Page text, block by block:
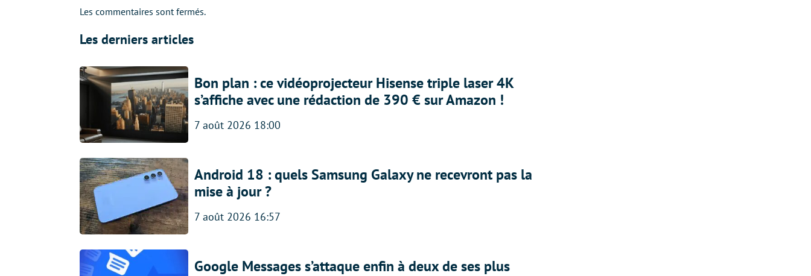
Les commentaires sont fermés.
Les derniers articles
Bon plan : ce vidéoprojecteur Hisense triple laser 4K
s’affiche avec une rédaction de 390 € sur Amazon !
7 août 2026 18:00
Android 18 : quels Samsung Galaxy ne recevront pas la
mise à jour ?
7 août 2026 16:57
Google Messages s’attaque enfin à deux de ses plus